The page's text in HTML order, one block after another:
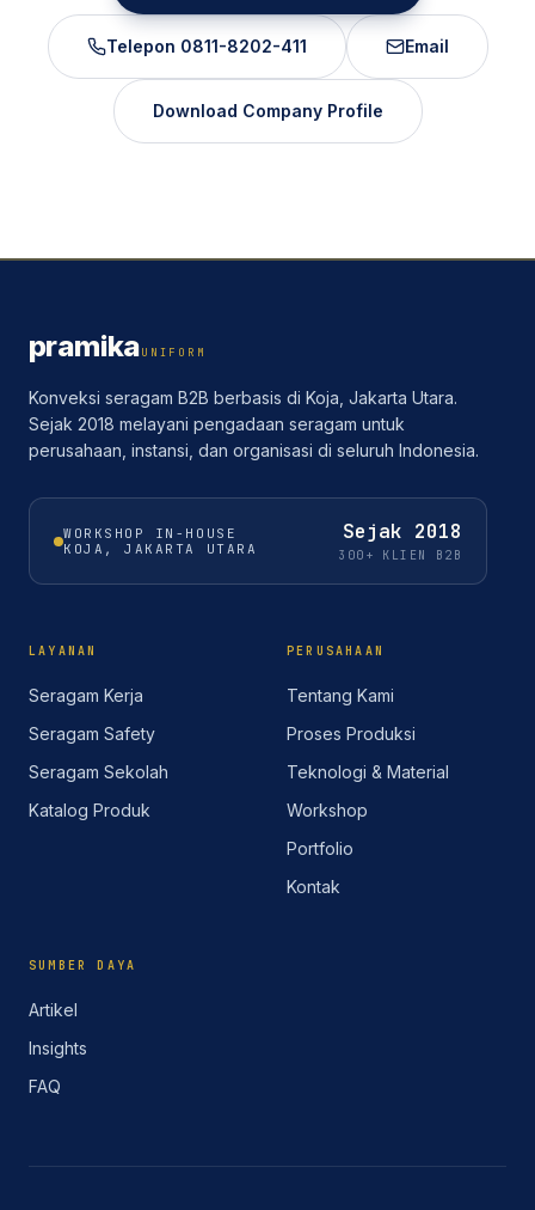
Telepon 0811-8202-411 Email
Download Company Profile
pramikaUNIFORM
Konveksi seragam B2B berbasis di Koja, Jakarta Utara.
Sejak 2018 melayani pengadaan seragam untuk
perusahaan, instansi, dan organisasi di seluruh Indonesia.
WORKSHOP IN-HOUSE
KOJA, JAKARTA UTARA
Sejak 2018
300+ KLIEN B2B
LAYANAN
Seragam Kerja
Seragam Safety
Seragam Sekolah
Katalog Produk
PERUSAHAAN
Tentang Kami
Proses Produksi
Teknologi & Material
Workshop
Portfolio
Kontak
SUMBER DAYA
Artikel
Insights
FAQ